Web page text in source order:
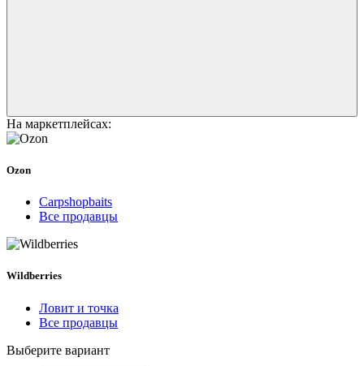
На маркетплейсах:
Ozon
Carpshopbaits
Все продавцы
Wildberries
Ловит и точка
Все продавцы
Выберите вариант